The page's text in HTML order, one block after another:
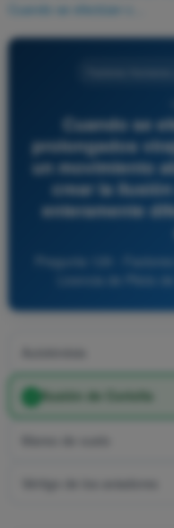
Cuando se
prolongados
un movimiento
crear la
enteramente
Pregunta 129 -
Ilusión de Coriolis